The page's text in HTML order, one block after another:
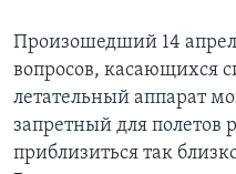
Произошедший 14
вопросов, касающихся
летательный аппарат
запретный для полетов
приблизиться так